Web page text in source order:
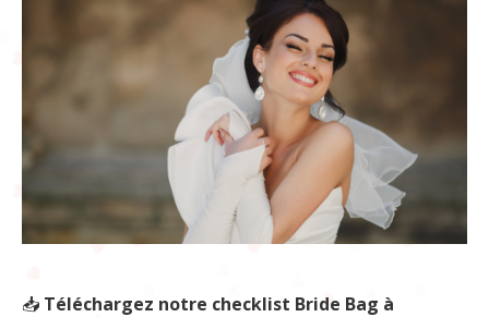
📥 Téléchargez notre checklist Bride Bag à